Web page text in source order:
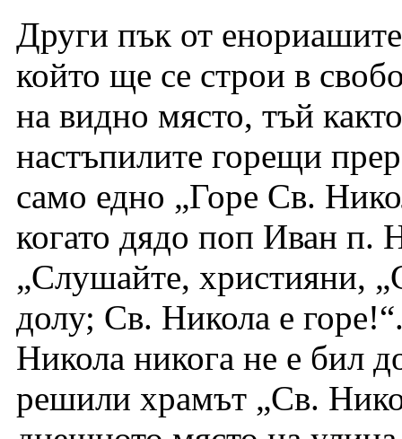
Други пък от
който ще се строи в
на видно място, тъй
настъпилите горещи
само едно „Горе Св.
когато дядо поп Иван п.
„Слушайте, християни,
долу; Св. Никола е
Никола никога не е бил
решили храмът „Св.